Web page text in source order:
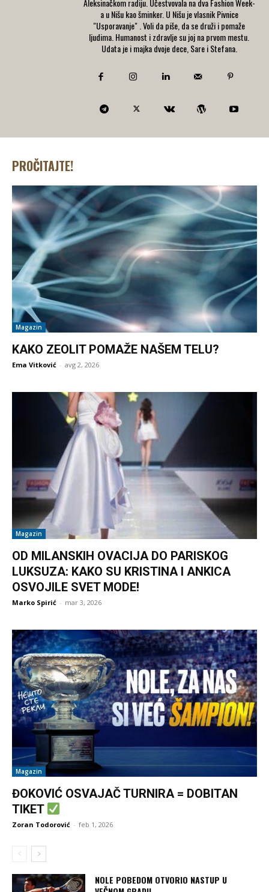
Aleksinačkom radiju. Učestvovala na dva Fashion Week-
a u Nišu kao šminker. U Nišu je vlasnik Pivnice
"Usporavanje" . Voli da piše, da se druži i pomaže
ljudima. Humanost i zdravlje su joj na prvom mestu.
Udata je i majka dvoje dece, Sare i Stefana.
PROČITAJTE!
Magazin
KAKO ZEOLIT POMAŽE NAŠEM TELU?
Ema Vitković - avg 2, 2026
Magazin
OD MILANSKIH OVACIJA DO PARISKOG
LUKSUZA: KAKO SU KRISTINA I ANKICA
OSVOJILE SVET MODE!
Marko Spirić - mar 3, 2026
Magazin
ĐOKOVIĆ OSVAJAČ TURNIRA = DOBITAN
TIKET
Zoran Todorović - feb 1, 2026
NOLE POBEDOM OTVORIO NASTUP U